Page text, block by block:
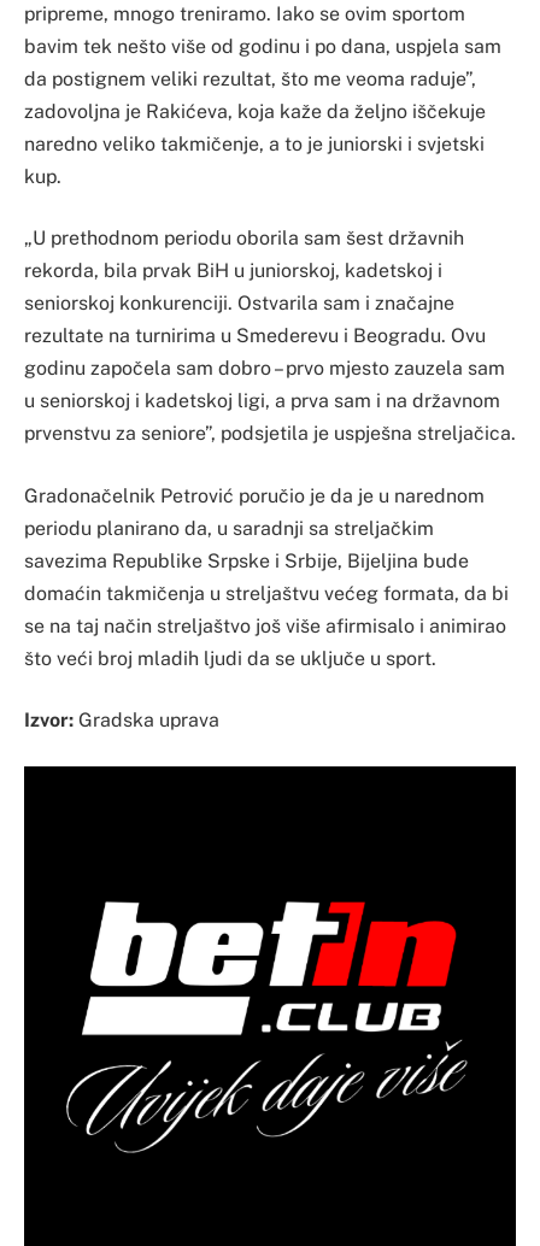
pripreme, mnogo treniramo. Iako se ovim sportom
bavim tek nešto više od godinu i po dana, uspjela sam
da postignem veliki rezultat, što me veoma raduje”,
zadovoljna je Rakićeva, koja kaže da željno iščekuje
naredno veliko takmičenje, a to je juniorski i svjetski
kup.
„U prethodnom periodu oborila sam šest državnih
rekorda, bila prvak BiH u juniorskoj, kadetskoj i
seniorskoj konkurenciji. Ostvarila sam i značajne
rezultate na turnirima u Smederevu i Beogradu. Ovu
godinu započela sam dobro – prvo mjesto zauzela sam
u seniorskoj i kadetskoj ligi, a prva sam i na državnom
prvenstvu za seniore”, podsjetila je uspješna streljačica.​
Gradonačelnik Petrović poručio je da je u narednom
periodu planirano da, u saradnji sa streljačkim
savezima Republike Srpske i Srbije, Bijeljina bude
domaćin takmičenja u streljaštvu većeg formata, da bi
se na taj način streljaštvo još više afirmisalo i animirao
što veći broj mladih ljudi da se uključe u sport.
Izvor: Gradska uprava